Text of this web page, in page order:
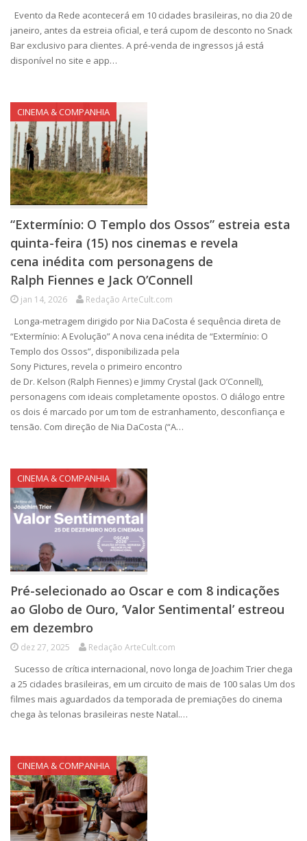
Evento da Rede acontecerá em 10 cidades brasileiras, no dia 20 de
janeiro, antes da estreia oficial, e terá cupom de desconto no Snack
Bar exclusivo para clientes. A pré-venda de ingressos já está
disponível no site e app…
CINEMA & COMPANHIA
“Extermínio: O Templo dos Ossos” estreia esta
quinta-feira (15) nos cinemas e revela
cena inédita com personagens de
Ralph Fiennes e Jack O’Connell
jan 14, 2026 Redação ArteCult.com
Longa-metragem dirigido por Nia DaCosta é sequência direta de
“Extermínio: A Evolução” A nova cena inédita de “Extermínio: O
Templo dos Ossos”, disponibilizada pela
Sony Pictures, revela o primeiro encontro
de Dr. Kelson (Ralph Fiennes) e Jimmy Crystal (Jack O’Connell),
personagens com ideais completamente opostos. O diálogo entre
os dois é marcado por um tom de estranhamento, desconfiança e
tensão. Com direção de Nia DaCosta (“A…
CINEMA & COMPANHIA
Pré-selecionado ao Oscar e com 8 indicações
ao Globo de Ouro, ‘Valor Sentimental’ estreou
em dezembro
dez 27, 2025 Redação ArteCult.com
Sucesso de crítica internacional, novo longa de Joachim Trier chega
a 25 cidades brasileiras, em um circuito de mais de 100 salas Um dos
filmes mais aguardados da temporada de premiações do cinema
chega às telonas brasileiras neste Natal.…
CINEMA & COMPANHIA